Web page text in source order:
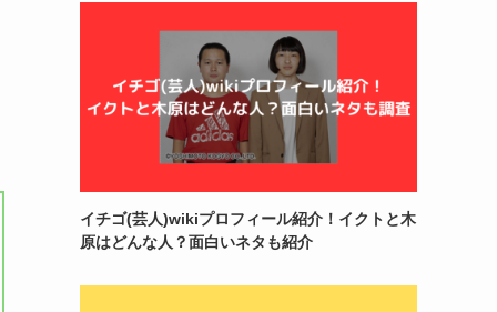
イチゴ(芸人)wikiプロフィール紹介！イクトと木
原はどんな人？面白いネタも紹介